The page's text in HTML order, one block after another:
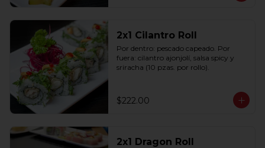
2x1 Cilantro Roll
Por dentro: pescado capeado. Por
fuera: cilantro ajonjolí, salsa spicy y
sriracha (10 pzas. por rollo).
$222.00
2x1 Dragon Roll